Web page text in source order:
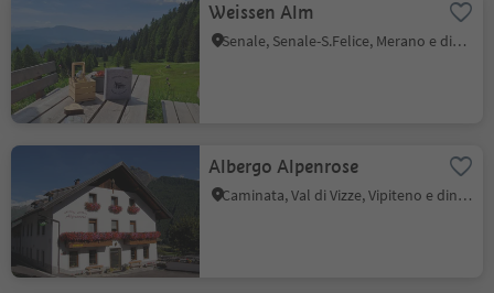
Weissen Alm
Senale, Senale-S.Felice, Merano e dintorni
Albergo Alpenrose
Caminata, Val di Vizze, Vipiteno e dintorni